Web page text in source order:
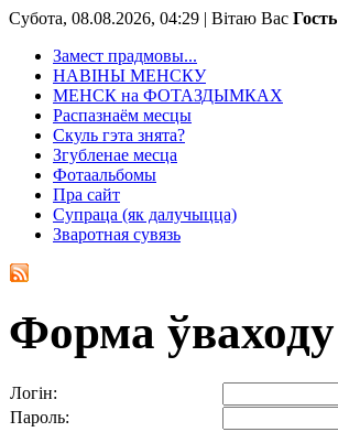
Субота, 08.08.2026, 04:29 | Вітаю Вас Гость
Замест прадмовы...
НАВІНЫ МЕНСКУ
МЕНСК на ФОТАЗДЫМКАХ
Распазнаём месцы
Скуль гэта знята?
Згубленае месца
Фотаальбомы
Пра сайт
Супраца (як далучыцца)
Зваротная сувязь
Форма ўваходу
Логін:
Пароль: